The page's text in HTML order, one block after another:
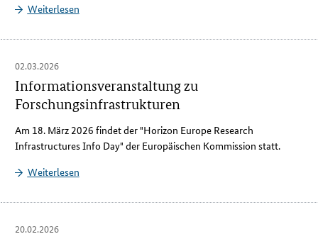
Weiterlesen
02.03.2026
Informationsveranstaltung zu
Forschungsinfrastrukturen
Am 18. März 2026 findet der "Horizon Europe Research
Infrastructures Info Day" der Europäischen Kommission statt.
Weiterlesen
20.02.2026